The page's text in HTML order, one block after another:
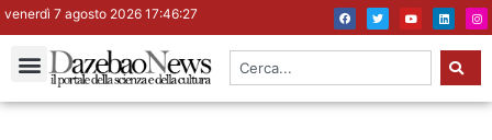
venerdì 7 agosto 2026 17:46:27